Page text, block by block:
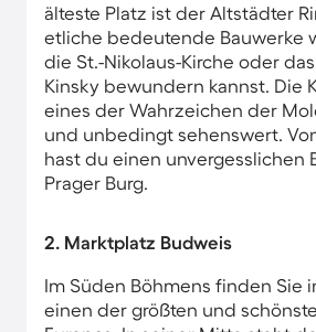
älteste Platz ist der Altstädter
etliche bedeutende Bauwerke
die St.-Nikolaus-Kirche oder
Kinsky bewundern kannst. Die
eines der Wahrzeichen der
und unbedingt sehenswert.
hast du einen unvergesslichen
Prager Burg.
2. Marktplatz Budweis
Im Süden Böhmens finden Sie
einen der größten und